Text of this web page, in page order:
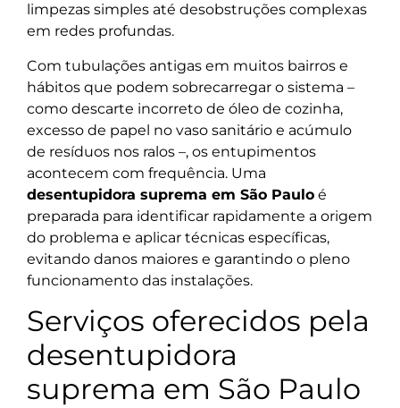
limpezas simples até desobstruções complexas
em redes profundas.
Com tubulações antigas em muitos bairros e
hábitos que podem sobrecarregar o sistema –
como descarte incorreto de óleo de cozinha,
excesso de papel no vaso sanitário e acúmulo
de resíduos nos ralos –, os entupimentos
acontecem com frequência. Uma
desentupidora suprema em São Paulo é
preparada para identificar rapidamente a origem
do problema e aplicar técnicas específicas,
evitando danos maiores e garantindo o pleno
funcionamento das instalações.
Serviços oferecidos pela
desentupidora
suprema em São Paulo